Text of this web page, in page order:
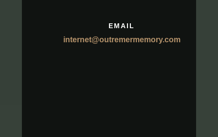
EMAIL
internet@outremermemory.com